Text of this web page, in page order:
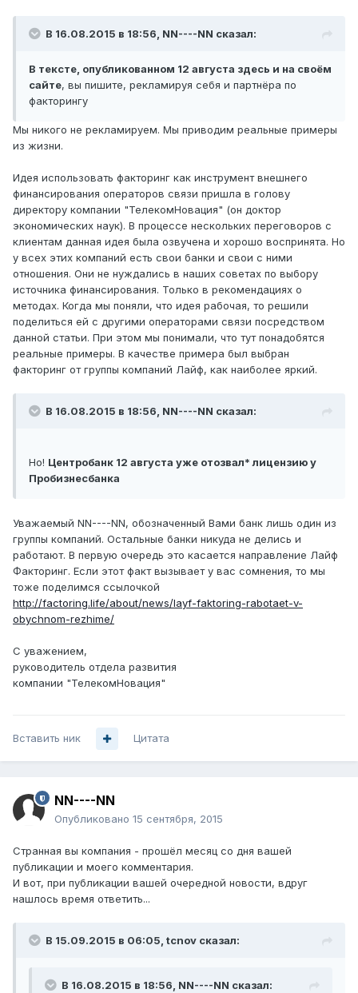
В 16.08.2015 в 18:56, NN----NN сказал:
В тексте, опубликованном 12 августа здесь и на своём
сайте, вы пишите, рекламируя себя и партнёра по
факторингу
Мы никого не рекламируем. Мы приводим реальные примеры
из жизни.
Идея использовать факторинг как инструмент внешнего
финансирования операторов связи пришла в голову
директору компании "ТелекомНовация" (он доктор
экономических наук). В процессе нескольких переговоров с
клиентам данная идея была озвучена и хорошо воспринята. Но
у всех этих компаний есть свои банки и свои с ними
отношения. Они не нуждались в наших советах по выбору
источника финансирования. Только в рекомендациях о
методах. Когда мы поняли, что идея рабочая, то решили
поделиться ей с другими операторами связи посредством
данной статьи. При этом мы понимали, что тут понадобятся
реальные примеры. В качестве примера был выбран
факторинг от группы компаний Лайф, как наиболее яркий.
В 16.08.2015 в 18:56, NN----NN сказал:
Но! Центробанк 12 августа уже отозвал* лицензию у
Пробизнесбанка
Уважаемый NN----NN, обозначенный Вами банк лишь один из
группы компаний. Остальные банки никуда не делись и
работают. В первую очередь это касается направление Лайф
Факторинг. Если этот факт вызывает у вас сомнения, то мы
тоже поделимся ссылочкой
http://factoring.life/about/news/layf-faktoring-rabotaet-v-
obychnom-rezhime/
С уважением,
руководитель отдела развития
компании "ТелекомНовация"
Вставить ник Цитата
NN----NN
Опубликовано 15 сентября, 2015
Странная вы компания - прошёл месяц со дня вашей
публикации и моего комментария.
И вот, при публикации вашей очередной новости, вдруг
нашлось время ответить...
В 15.09.2015 в 06:05, tcnov сказал:
В 16.08.2015 в 18:56, NN----NN сказал: